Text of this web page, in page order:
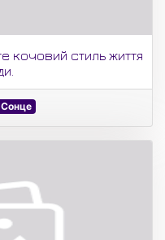
кочовий стиль життя
Сонце